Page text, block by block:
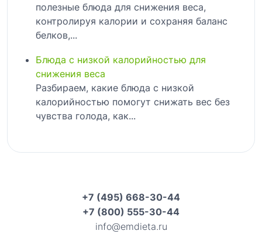
полезные блюда для снижения веса,
контролируя калории и сохраняя баланс
белков,...
Блюда с низкой калорийностью для
снижения веса
Разбираем, какие блюда с низкой
калорийностью помогут снижать вес без
чувства голода, как...
+7 (495) 668-30-44
+7 (800) 555-30-44
info@emdieta.ru